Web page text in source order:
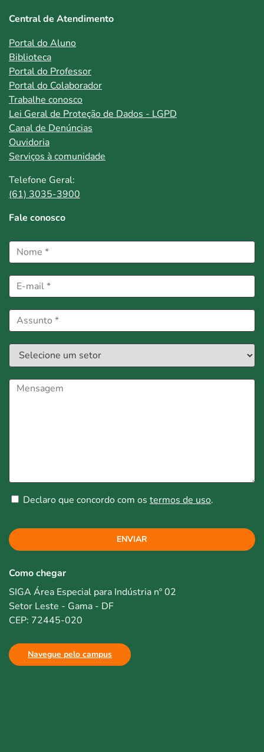
Central de Atendimento
Portal do Aluno
Biblioteca
Portal do Professor
Portal do Colaborador
Trabalhe conosco
Lei Geral de Proteção de Dados - LGPD
Canal de Denúncias
Ouvidoria
Serviços à comunidade
Telefone Geral:
(61) 3035-3900
Fale conosco
Declaro que concordo com os termos de uso.
ENVIAR
Como chegar
SIGA Área Especial para Indústria nº 02
Setor Leste - Gama - DF
CEP: 72445-020
Navegue pelo campus